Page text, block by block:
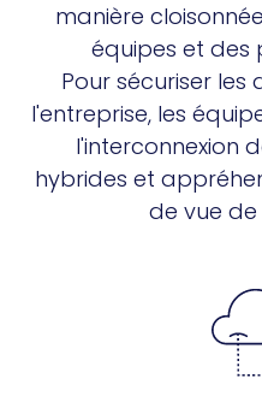
manière
équipes et des
Pour sécuriser les
l'entreprise, les
l'interconnexion
hybrides et
de vue